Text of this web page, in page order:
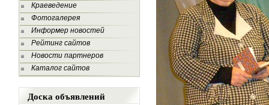
Краеведение
Фотогалерея
Информер новостей
Рейтинг сайтов
Новости партнеров
Каталог сайтов
Доска объявлений